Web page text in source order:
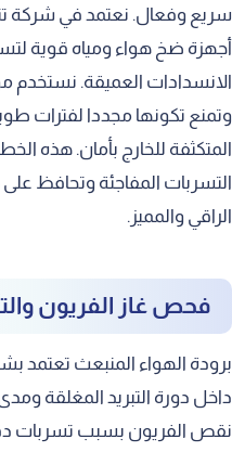
سريع وفعال. نعتمد في شركة
أجهزة ضخ هواء ومياه قوية
الانسدادات العميقة. نستخدم
وتمنع تكونها مجددا لفترات
المتكثفة للخارج بأمان. هذه
التسربات المفاجئة وتحافظ
الراقي والمميز.
فحص غاز الفريون
برودة الهواء المنبعث تعتمد
داخل دورة التبريد المغلقة
نقص الفريون بسبب تسربات